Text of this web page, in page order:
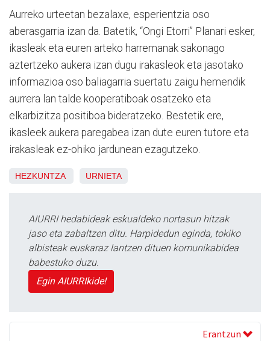
Aurreko urteetan bezalaxe, esperientzia oso
aberasgarria izan da. Batetik, “Ongi Etorri” Planari esker,
ikasleak eta euren arteko harremanak sakonago
aztertzeko aukera izan dugu irakasleok eta jasotako
informazioa oso baliagarria suertatu zaigu hemendik
aurrera lan talde kooperatiboak osatzeko eta
elkarbizitza positiboa bideratzeko. Bestetik ere,
ikasleek aukera paregabea izan dute euren tutore eta
irakasleak ez-ohiko jardunean ezagutzeko.
HEZKUNTZA URNIETA
AIURRI hedabideak eskualdeko nortasun hitzak
jaso eta zabaltzen ditu. Harpidedun eginda, tokiko
albisteak euskaraz lantzen dituen komunikabidea
babestuko duzu.
Egin AIURRIkide!
Erantzun